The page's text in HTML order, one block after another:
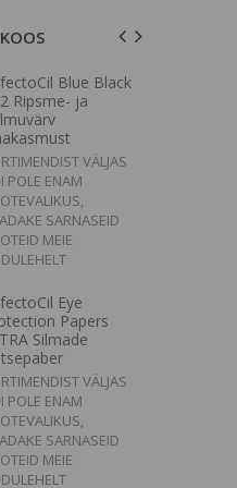
Blue Black
Ripsme- ja
VÄLJAS
POLE ENAM
SARNASEID
MEIE
Eye
Papers
Silmade
VÄLJAS
POLE ENAM
SARNASEID
MEIE